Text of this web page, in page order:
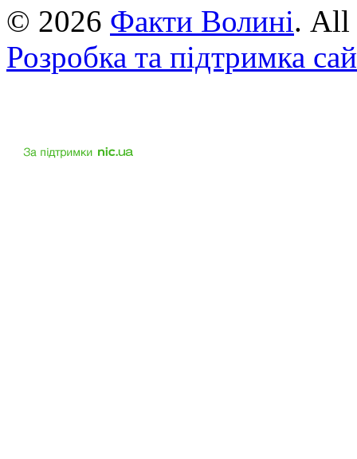
© 2026 Факти Волині. All
Розробка та підтримка